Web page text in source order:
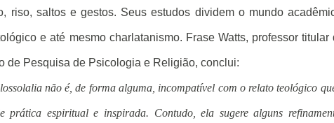
riso, saltos e gestos. Seus estudos dividem o mundo
e até mesmo charlatanismo. Frase Watts, professor titular
de Pesquisa de Psicologia e Religião, conclui:
não é, de forma alguma, incompatível com o relato teológico
prática espiritual e inspirada. Contudo, ela sugere alguns